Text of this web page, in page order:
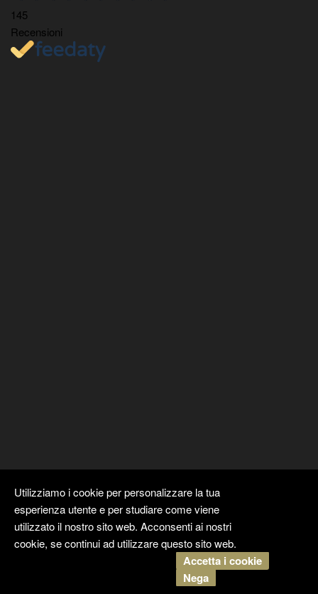
145
Recensioni
Kyuubi Cloud Solutionby STUDIO99. Tutti i diritti
Utilizziamo i cookie per personalizzare la tua
esperienza utente e per studiare come viene
utilizzato il nostro sito web. Acconsenti ai nostri
cookie, se continui ad utilizzare questo sito web.
Accetta i cookie
Nega